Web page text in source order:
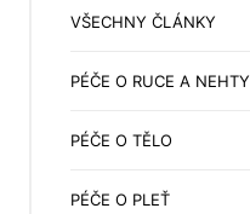
VŠECHNY ČLÁNKY
PÉČE O RUCE A NEHTY
PÉČE O TĚLO
PÉČE O PLEŤ